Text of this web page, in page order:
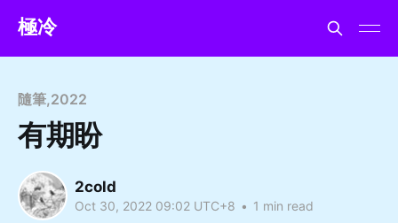
極冷
隨筆,2022
有期盼
2cold
Oct 30, 2022 09:02 UTC+8 • 1 min read